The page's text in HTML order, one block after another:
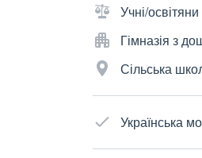
Учні/освітяни
Гімназія з
Сільська
Українська